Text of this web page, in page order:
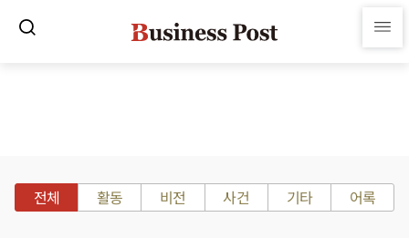
전체 활동 비전 사건 기타 어록